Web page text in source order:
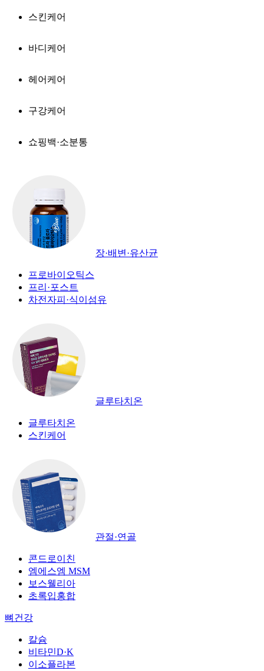
스킨케어
바디케어
헤어케어
구강케어
쇼핑백·소분통
장·배변·유산균
프로바이오틱스
프리·포스트
차전자피·식이섬유
글루타치온
글루타치온
스킨케어
관절·연골
콘드로이친
엠에스엠 MSM
보스웰리아
초록입홍합
뼈건강
칼슘
비타민D·K
이소플라본